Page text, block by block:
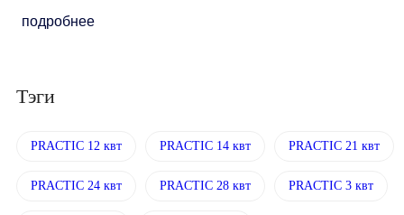
подробнее
Тэги
PRACTIC 12 квт PRACTIC 14 квт PRACTIC 21 квт
PRACTIC 24 квт PRACTIC 28 квт PRACTIC 3 квт